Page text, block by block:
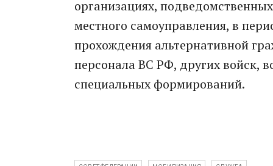
организациях,
местного самоуправления, в
прохождения альтернативной
персонала ВС РФ, других войск,
специальных формирований.